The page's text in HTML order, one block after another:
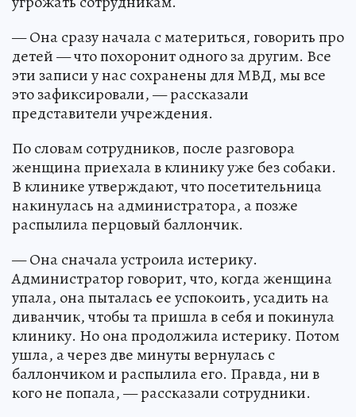
— Она сразу начала с материться, говорить про
детей — что похоронит одного за другим. Все
эти записи у нас сохранены для МВД, мы все
это зафиксировали, — рассказали
представители учреждения.
По словам сотрудников, после разговора
женщина приехала в клинику уже без собаки.
В клинике утверждают, что посетительница
накинулась на администратора, а позже
распылила перцовый баллончик.
— Она сначала устроила истерику.
Администратор говорит, что, когда женщина
упала, она пыталась ее успокоить, усадить на
диванчик, чтобы та пришла в себя и покинула
клинику. Но она продолжила истерику. Потом
ушла, а через две минуты вернулась с
баллончиком и распылила его. Правда, ни в
кого не попала, — рассказали сотрудники.